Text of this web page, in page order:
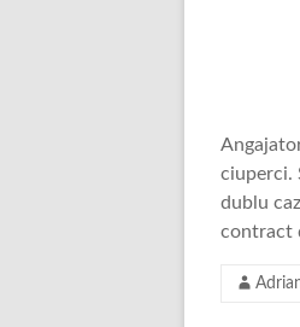
ciuperci.
dublu
contract